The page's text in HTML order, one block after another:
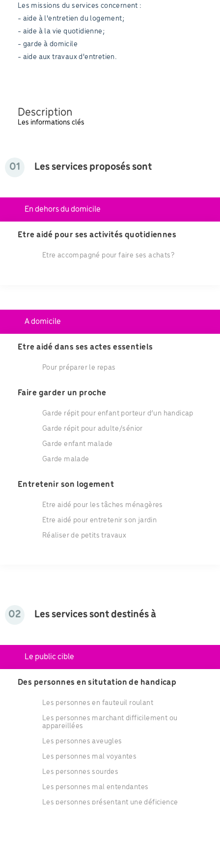
Les missions du services concernent :
- aide à l'entretien du logement;
- aide à la vie quotidienne;
- garde à domicile
- aide aux travaux d'entretien.
Description
Les informations clés
01 Les services proposés sont
En dehors du domicile
Etre aidé pour ses activités quotidiennes
Etre accompagné pour faire ses achats?
A domicile
Etre aidé dans ses actes essentiels
Pour préparer le repas
Faire garder un proche
Garde répit pour enfant porteur d’un handicap
Garde répit pour adulte/sénior
Garde enfant malade
Garde malade
Entretenir son logement
Etre aidé pour les tâches ménagères
Etre aidé pour entretenir son jardin
Réaliser de petits travaux
02 Les services sont destinés à
Le public cible
Des personnes en situtation de handicap
Les personnes en fauteuil roulant
Les personnes marchant difficilement ou
appareillées
Les personnes aveugles
Les personnes mal voyantes
Les personnes sourdes
Les personnes mal entendantes
Les personnes présentant une déficience